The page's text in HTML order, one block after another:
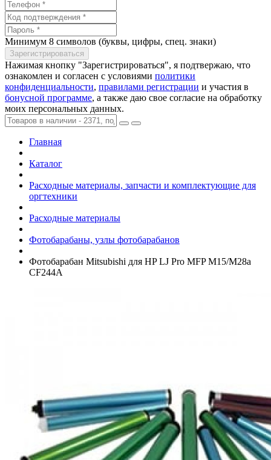
Минимум 8 символов (буквы, цифры, спец. знаки)
Нажимая кнопку "Зарегистрироваться", я подтвержаю, что
ознакомлен и согласен с условиями политики
конфиденциальности, правилами регистрации и участия в
бонусной программе, а также даю свое согласие на обработку
моих персональных данных.
Главная
Каталог
Расходные материалы, запчасти и комплектующие для
оргтехники
Расходные материалы
Фотобарабаны, узлы фотобарабанов
Фотобарабан Mitsubishi для HP LJ Pro MFP M15/­M28a
CF244A